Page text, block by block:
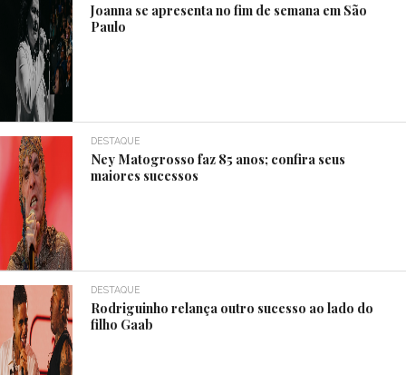
Joanna se apresenta no fim de semana em São
Paulo
DESTAQUE
Ney Matogrosso faz 85 anos; confira seus
maiores sucessos
DESTAQUE
Rodriguinho relança outro sucesso ao lado do
filho Gaab